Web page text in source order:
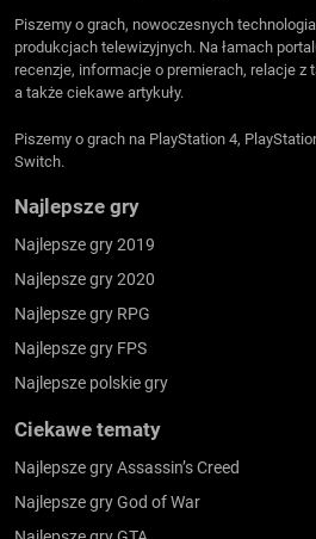
Piszemy o grach, nowoczesnych
produkcjach telewizyjnych. Na łamach
recenzje, informacje o premierach, relacje z
a także ciekawe artykuły.
Piszemy o grach na PlayStation 4,
Switch.
Najlepsze gry
Najlepsze gry 2019
Najlepsze gry 2020
Najlepsze gry RPG
Najlepsze gry FPS
Najlepsze polskie gry
Ciekawe tematy
Najlepsze gry Assassin’s Creed
Najlepsze gry God of War